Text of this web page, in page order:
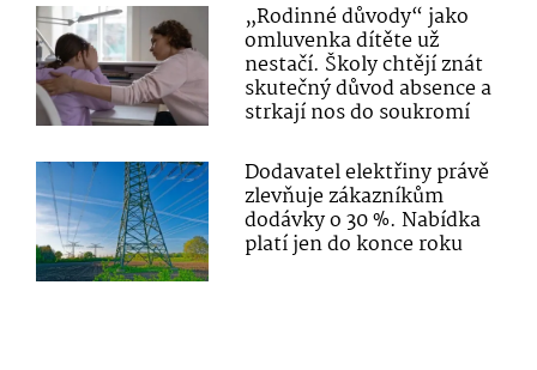
„Rodinné důvody“ jako
omluvenka dítěte už
nestačí. Školy chtějí znát
skutečný důvod absence a
strkají nos do soukromí
Dodavatel elektřiny právě
zlevňuje zákazníkům
dodávky o 30 %. Nabídka
platí jen do konce roku